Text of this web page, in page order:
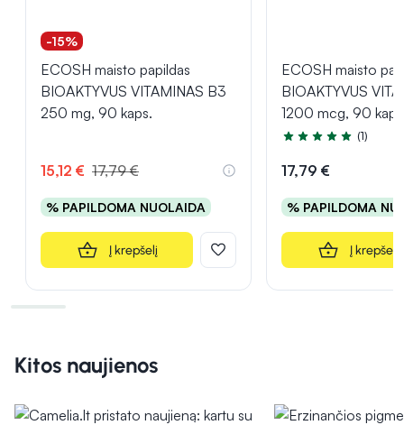
-15%
ECOSH maisto papildas
BIOAKTYVUS VITAMINAS B3
250 mg, 90 kaps.
15,12 € 17,79 €
% PAPILDOMA NUOLAIDA
Į krepšelį
ECOSH maisto
BIOAKTYVUS
1200 mcg, 90
Įvertinimas 5.0 iš 5
(1)
17,79 €
% PAPILDOMA
Į krepšelį
Kitos naujienos